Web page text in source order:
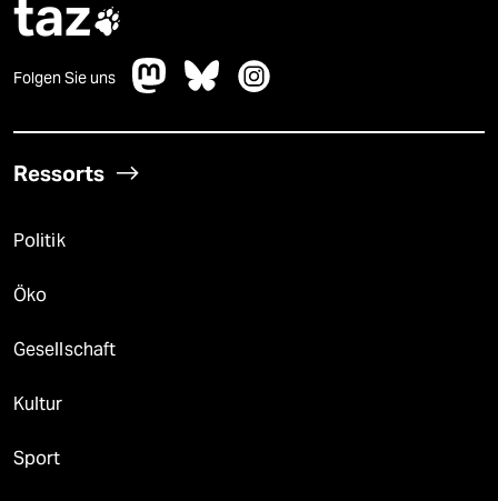
taz
Folgen Sie uns
Ressorts
Politik
Öko
Gesellschaft
Kultur
Sport